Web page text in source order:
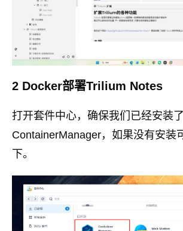
2 Docker部署Trilium Notes
打开套件中心，确保我们已经安装了
ContainerManager，如果没有安装
下。